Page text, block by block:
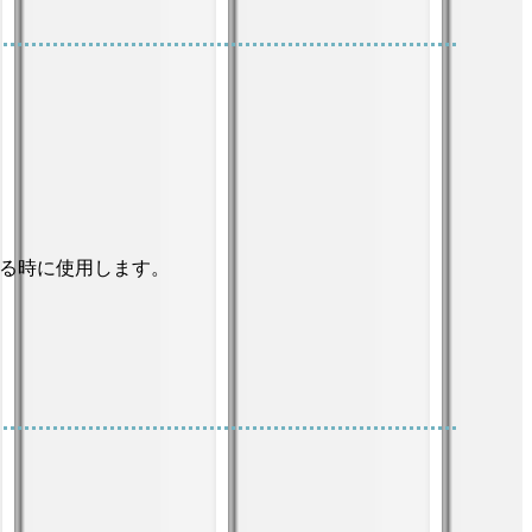
時に使用します。